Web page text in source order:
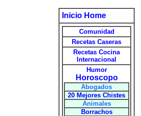
Inicio Home
Comunidad
Recetas Caseras
Recetas Cocina
Internacional
Humor
Horoscopo
Abogados
20 Mejores Chistes
Animales
Borrachos